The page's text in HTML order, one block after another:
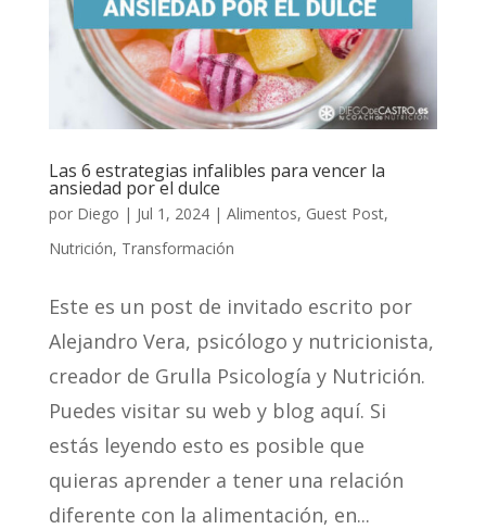
Las 6 estrategias infalibles para vencer la
ansiedad por el dulce
por Diego | Jul 1, 2024| Alimentos, Guest Post,
Nutrición, Transformación
Este es un post de invitado escrito por
Alejandro Vera, psicólogo y nutricionista,
creador de Grulla Psicología y Nutrición.
Puedes visitar su web y blog aquí. Si
estás leyendo esto es posible que
quieras aprender a tener una relación
diferente con la alimentación, en...